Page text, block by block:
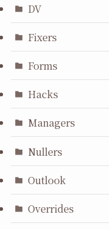
DV
Fixers
Forms
Hacks
Managers
Nullers
Outlook
Overrides